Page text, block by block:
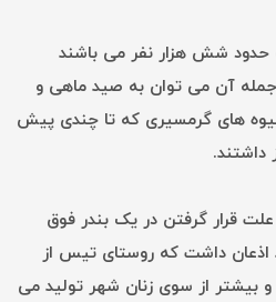
شش هزار نفر می باشند
جمله آن می توان به صید ماهی و
های گرمسیری که تا چندی پیش
داشتند.
قرار گرفتن در یک بندر فوق
اذعان داشت که روستای تیس از
بیشتر از سوی زنان شهر تولید می